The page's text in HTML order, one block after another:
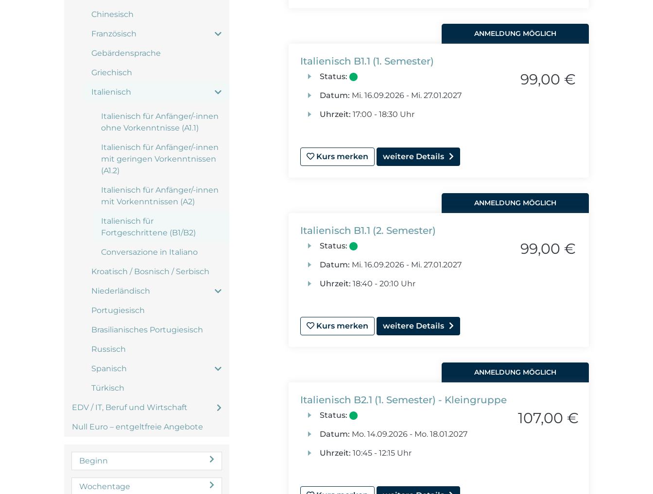
Chinesisch
Französisch
Gebärdensprache
Griechisch
Italienisch
Italienisch für Anfänger/-innen
ohne Vorkenntnisse (A1.1)
Italienisch für Anfänger/-innen
mit geringen Vorkenntnissen
(A1.2)
Italienisch für Anfänger/-innen
mit Vorkenntnissen (A2)
Italienisch für
Fortgeschrittene (B1/B2)
Conversazione in Italiano
Kroatisch / Bosnisch / Serbisch
Niederländisch
Portugiesisch
Brasilianisches Portugiesisch
Russisch
Spanisch
Türkisch
EDV / IT, Beruf und Wirtschaft
Null Euro – entgeltfreie Angebote
Beginn
Wochentage
ANMELDUNG MÖGLICH
Italienisch B1.1 (1. Semester)
Status:
Datum: Mi.16.09.2026 - Mi.27.01.2027
Uhrzeit: 17:00 - 18:30 Uhr
99,00 €
Kurs merken weitere Details
ANMELDUNG MÖGLICH
Italienisch B1.1 (2. Semester)
Status:
Datum: Mi.16.09.2026 - Mi.27.01.2027
Uhrzeit: 18:40 - 20:10 Uhr
99,00 €
Kurs merken weitere Details
ANMELDUNG MÖGLICH
Italienisch B2.1 (1. Semester) - Kleingruppe
Status:
Datum: Mo.14.09.2026 - Mo.18.01.2027
Uhrzeit: 10:45 - 12:15 Uhr
107,00 €